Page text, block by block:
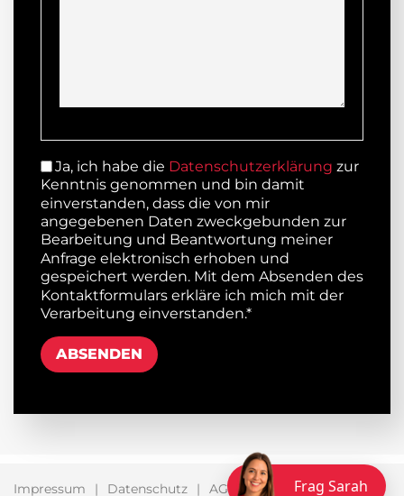
Ja, ich habe die Datenschutzerklärung zur
Kenntnis genommen und bin damit
einverstanden, dass die von mir
angegebenen Daten zweckgebunden zur
Bearbeitung und Beantwortung meiner
Anfrage elektronisch erhoben und
gespeichert werden. Mit dem Absenden des
Kontaktformulars erkläre ich mich mit der
Verarbeitung einverstanden.*
ABSENDEN
Impressum Datenschutz AGB FAQ Frag Sarah